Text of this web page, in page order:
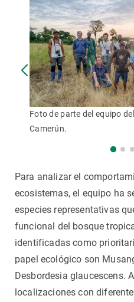
Foto de parte del equipo
Camerún.
Para analizar el
ecosistemas, el equipo ha
especies representativas
funcional del bosque
identificadas como
papel ecológico son
Desbordesia glaucescens.
localizaciones con